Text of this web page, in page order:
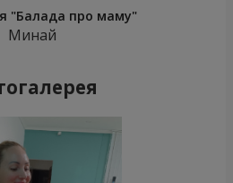
"Балада про маму"
Минай